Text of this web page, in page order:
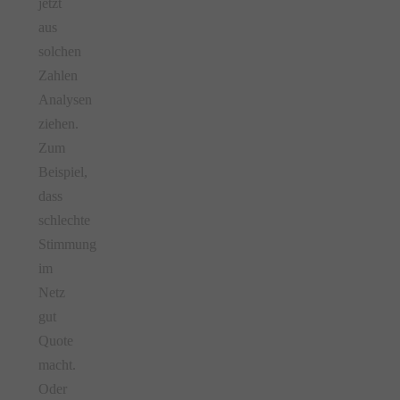
aus
solchen
Zahlen
Analysen
ziehen.
Zum
Beispiel,
dass
schlechte
Stimmung
im
Netz
gut
Quote
macht.
Oder